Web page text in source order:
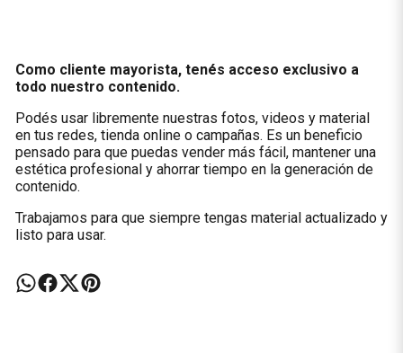
Como cliente mayorista, tenés acceso exclusivo a
todo nuestro contenido.
Podés usar libremente nuestras fotos, videos y material
en tus redes, tienda online o campañas. Es un beneficio
pensado para que puedas vender más fácil, mantener una
estética profesional y ahorrar tiempo en la generación de
contenido.
Trabajamos para que siempre tengas material actualizado y
listo para usar.